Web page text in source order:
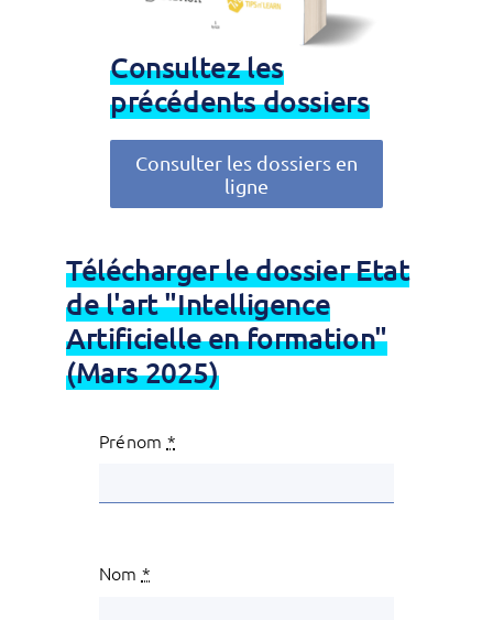
Consultez les
précédents dossiers
Consulter les dossiers en
ligne
Télécharger le dossier Etat
de l'art "Intelligence
Artificielle en formation"
(Mars 2025)
Prénom *
Nom *